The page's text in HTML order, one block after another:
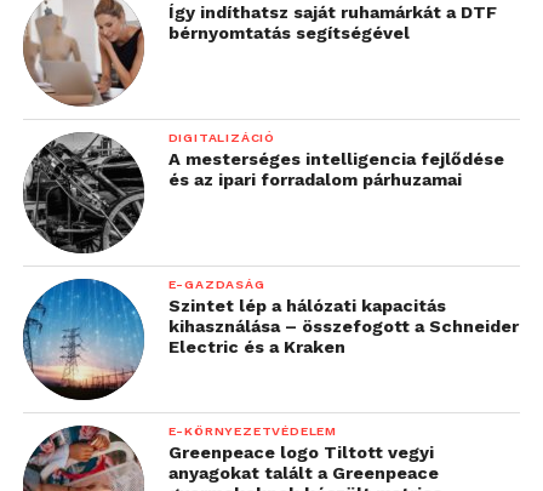
Így indíthatsz saját ruhamárkát a DTF
bérnyomtatás segítségével
DIGITALIZÁCIÓ
A mesterséges intelligencia fejlődése
és az ipari forradalom párhuzamai
E-GAZDASÁG
Szintet lép a hálózati kapacitás
kihasználása – összefogott a Schneider
Electric és a Kraken
E-KÖRNYEZETVÉDELEM
Greenpeace logo Tiltott vegyi
anyagokat talált a Greenpeace